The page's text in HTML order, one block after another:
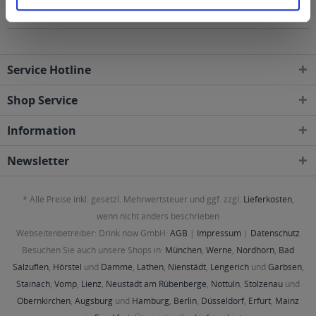
geliefert
Service Hotline
Shop Service
Information
Newsletter
* Alle Preise inkl. gesetzl. Mehrwertsteuer und ggf. zzgl. Lieferkosten,
wenn nicht anders beschrieben
Webseitenbetreiber: Drink now GmbH: AGB | Impressum | Datenschutz
Besuchen Sie auch unsere Shops in: München, Werne, Nordhorn, Bad
Salzuflen, Hörstel und Damme, Lathen, Nienstädt, Lengerichund Garbsen,
Stainach, Vomp, Lienz, Neustadt am Rübenberge, Nottuln, Stolzenau und
Obernkirchen, Augsburg und Hamburg, Berlin, Düsseldorf, Erfurt, Mainz